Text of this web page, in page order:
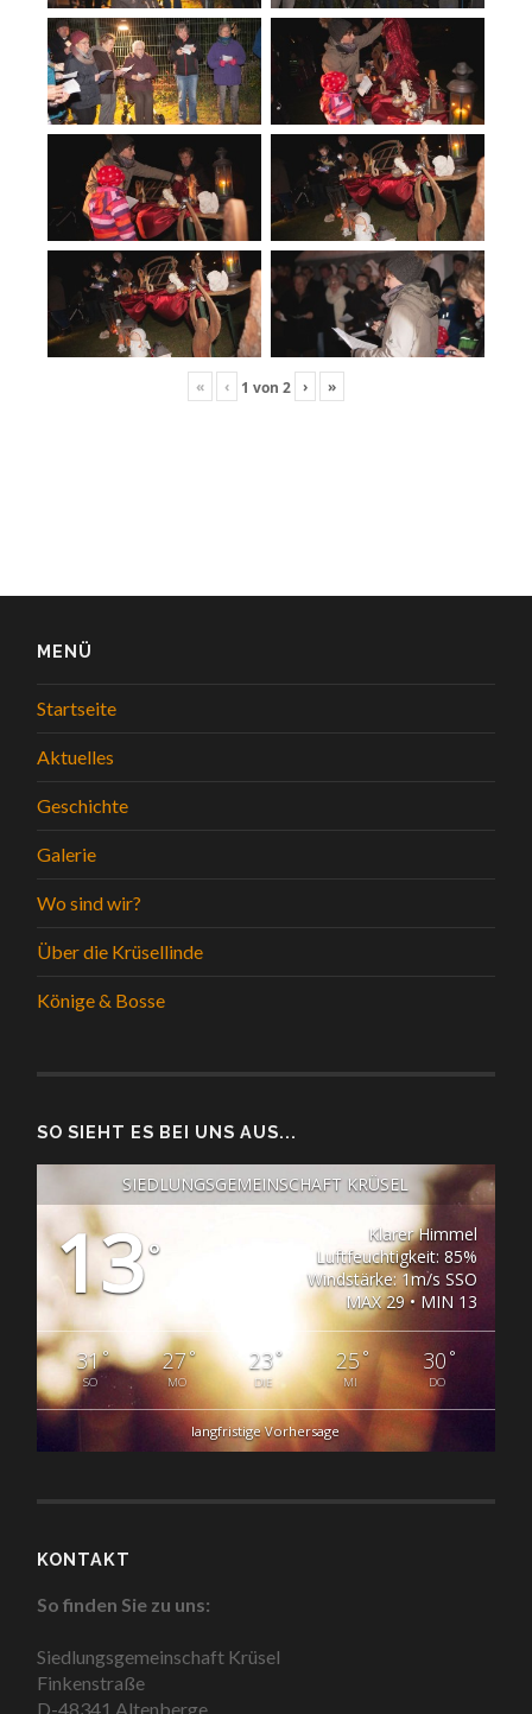
« ‹ 1 von 2 › »
MENÜ
Startseite
Aktuelles
Geschichte
Galerie
Wo sind wir?
Über die Krüsellinde
Könige & Bosse
SO SIEHT ES BEI UNS AUS...
SIEDLUNGSGEMEINSCHAFT KRÜSEL
13°
Klarer Himmel
Luftfeuchtigkeit: 85%
Windstärke: 1m/s SSO
MAX 29 • MIN 13
31°
SO
27°
MO
23°
DIE
25°
MI
30 °
DO
langfristige Vorhersage
KONTAKT
So finden Sie zu uns:
Siedlungsgemeinschaft Krüsel
Finkenstraße
D-48341 Altenberge